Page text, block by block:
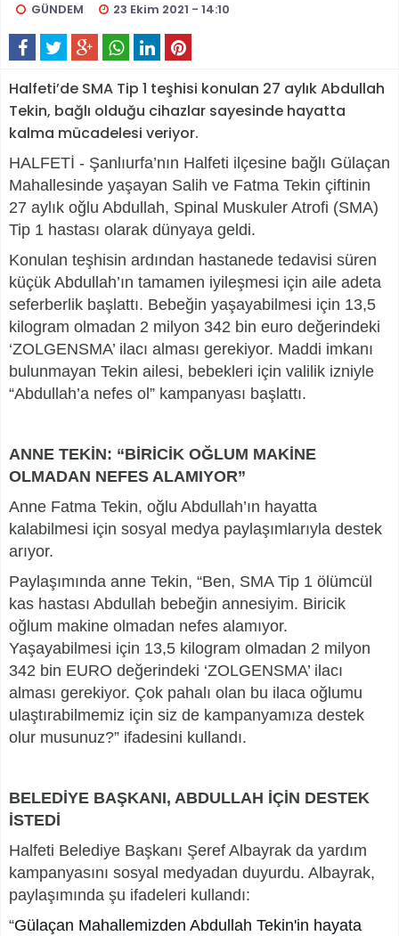
GÜNDEM 23 Ekim 2021 - 14:10
Halfeti’de SMA Tip 1 teşhisi konulan 27 aylık Abdullah
Tekin, bağlı olduğu cihazlar sayesinde hayatta
kalma mücadelesi veriyor.
HALFETİ - Şanlıurfa’nın Halfeti ilçesine bağlı Gülaçan
Mahallesinde yaşayan Salih ve Fatma Tekin çiftinin
27 aylık oğlu Abdullah, Spinal Muskuler Atrofi (SMA)
Tip 1 hastası olarak dünyaya geldi.
Konulan teşhisin ardından hastanede tedavisi süren
küçük Abdullah’ın tamamen iyileşmesi için aile adeta
seferberlik başlattı. Bebeğin yaşayabilmesi için 13,5
kilogram olmadan 2 milyon 342 bin euro değerindeki
‘ZOLGENSMA’ ilacı alması gerekiyor. Maddi imkanı
bulunmayan Tekin ailesi, bebekleri için valilik izniyle
“Abdullah’a nefes ol” kampanyası başlattı.
ANNE TEKİN: “BİRİCİK OĞLUM MAKİNE
OLMADAN NEFES ALAMIYOR”
Anne Fatma Tekin, oğlu Abdullah’ın hayatta
kalabilmesi için sosyal medya paylaşımlarıyla destek
arıyor.
Paylaşımında anne Tekin, “Ben, SMA Tip 1 ölümcül
kas hastası Abdullah bebeğin annesiyim. Biricik
oğlum makine olmadan nefes alamıyor.
Yaşayabilmesi için 13,5 kilogram olmadan 2 milyon
342 bin EURO değerindeki ‘ZOLGENSMA’ ilacı
alması gerekiyor. Çok pahalı olan bu ilaca oğlumu
ulaştırabilmemiz için siz de kampanyamıza destek
olur musunuz?” ifadesini kullandı.
BELEDİYE BAŞKANI, ABDULLAH İÇİN DESTEK
İSTEDİ
Halfeti Belediye Başkanı Şeref Albayrak da yardım
kampanyasını sosyal medyadan duyurdu. Albayrak,
paylaşımında şu ifadeleri kullandı:
“Gülaçan Mahallemizden Abdullah Tekin'in hayata